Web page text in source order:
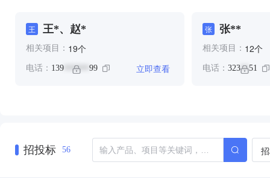
王 王*、赵*
相关项目： 19个
电话： 139 ****** 99 立即查看
张 张**
相关项目： 12个
电话： 323**51
招投标 56